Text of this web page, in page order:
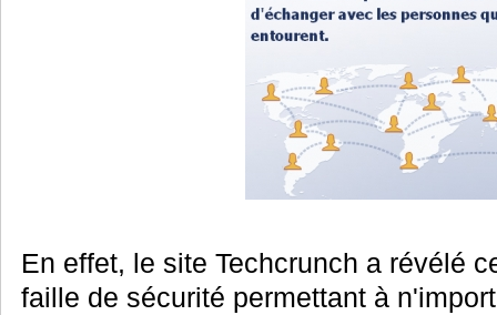
En effet, le site Techcrunch a révélé
faille de sécurité permettant à